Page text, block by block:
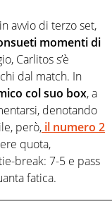
avvio di terzo set,
momenti di
Carlitos s’è
dal match. In
col suo box, a
denotando
però, il numero 2
quota,
break: 7-5 e pass
fatica.